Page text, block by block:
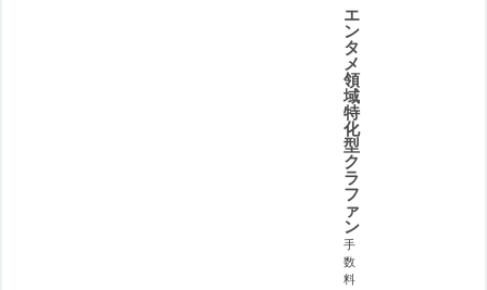
エ
ン
タ
メ
領
域
特
化
型
ク
ラ
フ
ァ
ン
手
数
料